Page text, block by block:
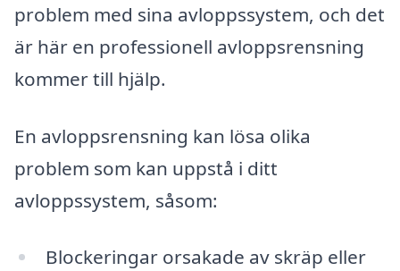
problem med sina avloppssystem, och det
är här en professionell avloppsrensning
kommer till hjälp.
En avloppsrensning kan lösa olika
problem som kan uppstå i ditt
avloppssystem, såsom:
Blockeringar orsakade av skräp eller